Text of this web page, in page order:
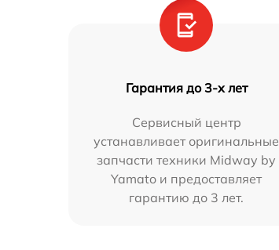
Гарантия до 3-х лет
Сервисный центр
устанавливает оригинальные
запчасти техники Midway by
Yamato и предоставляет
гарантию до 3 лет.